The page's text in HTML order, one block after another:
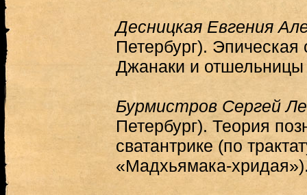
Десницкая Евгения
Петербург). Эпическая
Джанаки и
Бурмистров Сергей
Петербург). Теория
сватантрике (по
«Мадхьямака-